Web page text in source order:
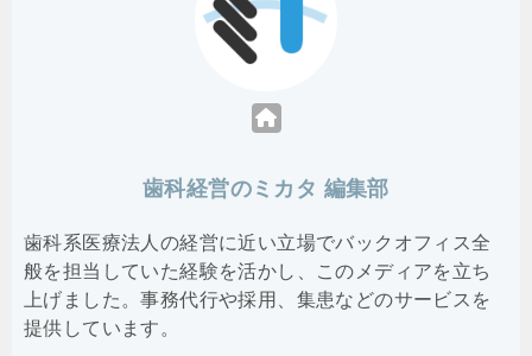
歯科経営のミカタ 編集部
歯科系医療法人の経営に近い立場でバックオフィス全
般を担当していた経験を活かし、このメディアを立ち
上げました。事務代行や採用、集患などのサービスを
提供しています。